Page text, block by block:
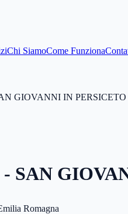
Chi SiamoCome Funziona
GIOVANNI IN PERSICETO
- SAN
Romagna